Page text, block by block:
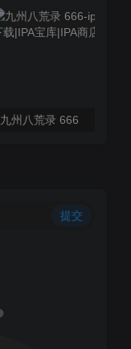
九州八荒录 666
提交